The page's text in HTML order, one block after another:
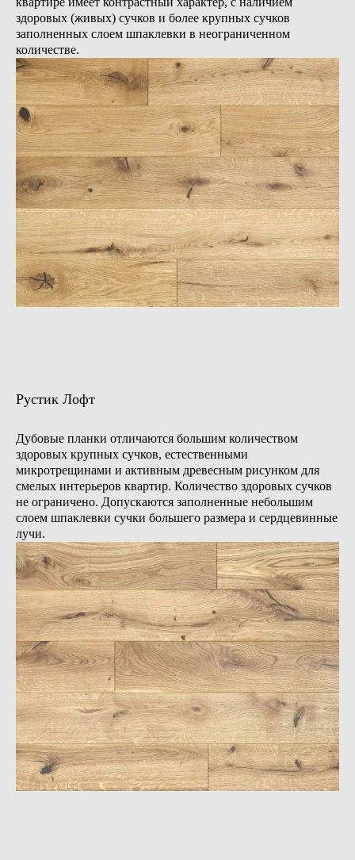
здоровых (живых) сучков и более крупных сучков
заполненных слоем шпаклевки в неограниченном
количестве.
Рустик Лофт
Дубовые планки отличаются большим количеством
здоровых крупных сучков, естественными
микротрещинами и активным древесным рисунком для
смелых интерьеров квартир. Количество здоровых сучков
не ограничено. Допускаются заполненные небольшим
слоем шпаклевки сучки большего размера и сердцевинные
лучи.
Конструкции
инженерной доски
Деревянные плинтусы
(01)
Дубовые плинтусы придают завершённость полу,
гармонично соединяя плоскости стен и пола
из дерева. Цветовая палитра плинтусов позволяет
идеально сочетаться с цветом пола, дверей,
лестницы или общей стилистикой интерьера.
Доступно множество моделей и способов отделки
поверхности.
Массивный дубовый плинтус:
— Покрытие масло-воск или окрашен в цвета
из коллекции RAL.
— Верхний слой: дуб.
— Основание: массив дуба.
Также есть возможность выбрать плинтусы
на основе МДФ, которые:
— Окрашены в цвета из коллекции RAL или покрыты
маслом
— Верхний слой: шпонированный дуб или
пропитанная бумага
— Основание: водостойкий МДФ